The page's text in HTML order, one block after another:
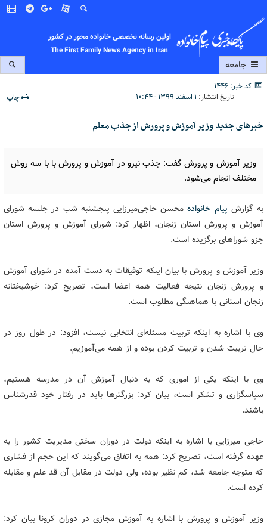
اولین رسانه تخصصی خانواده محور در کشور
The First Family News Agency in Iran
جامعه
کد خبر: 1446
تاریخ انتشار: ۱ اسفند ۱۳۹۹ - ۱۰:۴۴ چاپ
خبرهای جدید وزیر آموزش و پرورش از جذب معلم
وزیر آموزش و پرورش گفت: جذب نیرو در آموزش و پرورش با با سه روش
مختلف انجام می‌شود.
به گزارش پیام خانواده محسن حاجی‌میرزایی پنجشنبه شب در جلسه شورای
آموزش و پرورش استان زنجان، اظهار کرد: شورای آموزش و پرورش استان
جزو شوراهای برگزیده است.
وزیر آموزش و پرورش با بیان اینکه توفیقات به دست آمده در شورای آموزش
و پرورش زنجان نتیجه فعالیت همه اعضا است، تصریح کرد: خوشبختانه
زنجان استانی با هماهنگی مطلوب است.
وی با اشاره به اینکه تربیت مسئله‌ای انتخابی نیست، افزود: در طول روز در
حال تربیت شدن و تربیت کردن بوده و از همه می‌آموزیم.
وی با اینکه یکی از اموری که به دنبال آموزش آن در مدرسه هستیم،
سپاسگزاری و تشکر است، بیان کرد: بزرگترها باید در رفتار خود قدرشناس
باشند.
حاجی میرزایی با اشاره به اینکه دولت در دوران سختی مدیریت کشور را به
عهده گرفته است، تصریح کرد: همه به اتفاق می‌گویند که این حجم از فشاری
که متوجه جامعه شد، کم نظیر بوده، ولی دولت در مقابل آن قد علم و مقابله
کرده است.
وزیر آموزش و پرورش با اشاره به آموزش مجازی در دوران کرونا بیان کرد: